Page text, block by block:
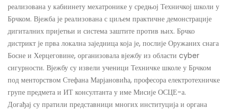
реализована у кабиинету мехатронике у средњој Техничкој школи у
Брчком. Вјежба је реализована с циљем практичне демонстрације
дигиталних пријетњи и система заштите против њих. Брчко
дистрикт је прва локална заједница која је, послије Оружаних снага
Босне и Херцеговине, организовала вјежбу из области cyber
сигурности. Вјежбу су извели ученици Техничке школе у Брчком
под менторством Стефана Марјановића, професора електротехничке
групе предмета и ИТ консултанта у име Мисије ОСЦЕ-а.
Догађај су пратили представници многих институција и органа